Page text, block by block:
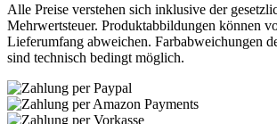
Alle Preise verstehen sich inklusive der
Mehrwertsteuer. Produktabbildungen können
Lieferumfang abweichen. Farbabweichungen
sind technisch bedingt möglich.